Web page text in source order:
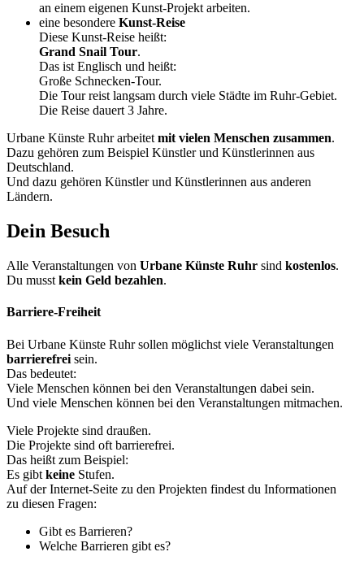
an einem eigenen Kunst-Projekt arbeiten.
eine besondere Kunst-Reise
Diese Kunst-Reise heißt:
Grand Snail Tour.
Das ist Englisch und heißt:
Große Schnecken-Tour.
Die Tour reist langsam durch viele Städte im Ruhr-Gebiet.
Die Reise dauert 3 Jahre.
Urbane Künste Ruhr arbeitet mit vielen Menschen zusammen.
Dazu gehören zum Beispiel Künstler und Künstlerinnen aus
Deutschland.
Und dazu gehören Künstler und Künstlerinnen aus anderen
Ländern.
Dein Besuch
Alle Veranstaltungen von Urbane Künste Ruhr sind kostenlos.
Du musst kein Geld bezahlen.
Barriere-Freiheit
Bei Urbane Künste Ruhr sollen möglichst viele Veranstaltungen
barrierefrei sein.
Das bedeutet:
Viele Menschen können bei den Veranstaltungen dabei sein.
Und viele Menschen können bei den Veranstaltungen mitmachen.
Viele Projekte sind draußen.
Die Projekte sind oft barrierefrei.
Das heißt zum Beispiel:
Es gibt keine Stufen.
Auf der Internet-Seite zu den Projekten findest du Informationen
zu diesen Fragen:
Gibt es Barrieren?
Welche Barrieren gibt es?